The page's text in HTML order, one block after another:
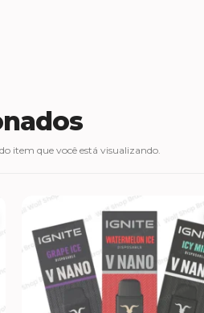
item que você está visualizando.